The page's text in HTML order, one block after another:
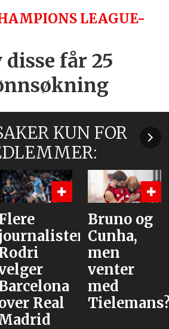
LEAGUE-
disse får 25
KUN FOR
Real
Bruno og
Cunha,
men
venter
med
Tielemans?